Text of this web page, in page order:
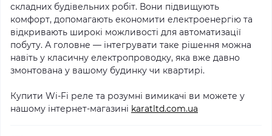
складних будівельних робіт. Вони підвищують
комфорт, допомагають економити електроенергію та
відкривають широкі можливості для автоматизації
побуту. А головне — інтегрувати таке рішення можна
навіть у класичну електропроводку, яка вже давно
змонтована у вашому будинку чи квартирі.
Купити Wi-Fi реле та розумні вимикачі ви можете у
нашому інтернет-магазині karatltd.com.ua